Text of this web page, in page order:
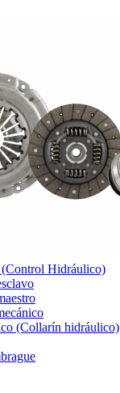
Hidráulico)
(Collarín hidráulico)